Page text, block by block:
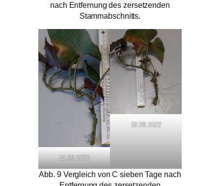
nach Entfernung des zersetzenden
Stammabschnitts.
12.08.2022
19.08.2022
Abb. 9 Vergleich von C sieben Tage nach